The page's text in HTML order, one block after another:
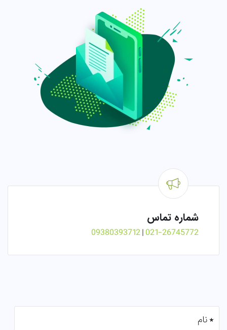
شماره تماس
021-26745772
|
09380393712
نام(ضروری)